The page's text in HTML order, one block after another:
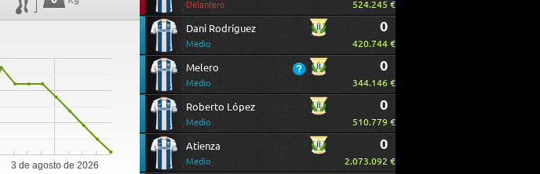
3 de agosto de 2026
Delantero 524.245 €
Dani Rodríguez
Medio
0
420.744 €
Melero
Medio
0
344.146 €
Roberto López
Medio
0
510.779 €
Atienza
Medio
0
2.073.092 €